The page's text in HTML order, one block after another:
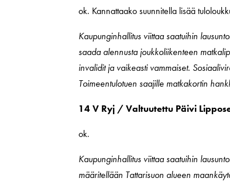
ok. Kannattaako suunnitella lisää
Kaupunginhallitus viittaa saatuihin
saada alennusta joukkoliikenteen
invalidit ja vaikeasti vammaiset.
Toimeentulotuen saajille matkakortin
14 V Ryj / Valtuutettu Päivi
ok.
Kaupunginhallitus viittaa saatuihin
määritellään Tattarisuon alueen